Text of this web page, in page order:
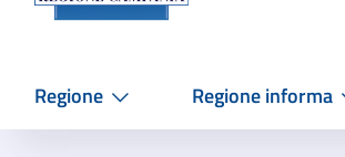
Regione Regione informa